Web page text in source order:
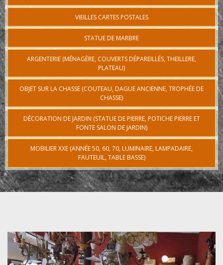
VIEILLES CARTES POSTALES
STATUE DE MARBRE
ARGENTERIE (MÉNAGÈRE, COUVERTS DÉPAREILLÉS, THEILLERE,
PLATEAU)
OBJET SUR LA CHASSE (COUTEAU, DAGUE ANCIENNE, TROPHÉE DE
CHASSE)
DÉCORATION DE JARDIN (STATUE DE PIERRE, POTICHE PIERRE ET
FONTE SALON DE JARDIN)
MOBILIER XXE (ANNÉE 50, 60, 70, LUMINAIRE, LAMPADAIRE,
FAUTEUIL, TABLE BASSE)